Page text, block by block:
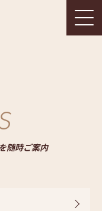
随時ご案内